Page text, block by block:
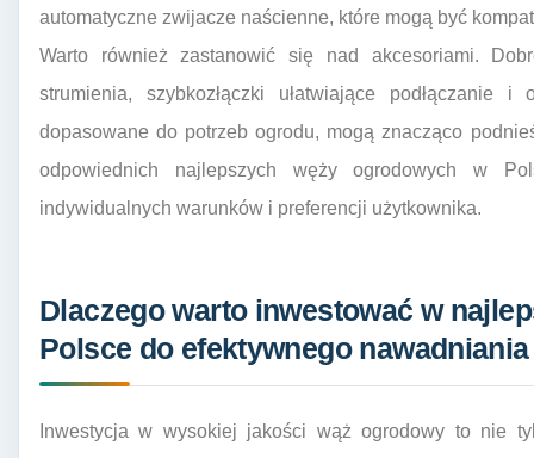
automatyczne zwijacze naścienne, które mogą być
Warto również zastanowić się nad akcesoriami.
strumienia, szybkozłączki ułatwiające podłączanie
dopasowane do potrzeb ogrodu, mogą znacząco
odpowiednich najlepszych węży ogrodowych w
indywidualnych warunków i preferencji użytkownika.
Dlaczego warto inwestować w
Polsce do efektywnego nawadniania
Inwestycja w wysokiej jakości wąż ogrodowy to nie